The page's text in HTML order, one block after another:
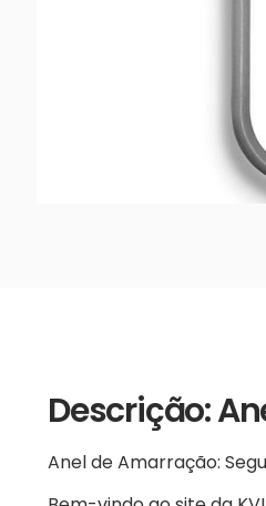
Descrição:
Anel de Amarração: